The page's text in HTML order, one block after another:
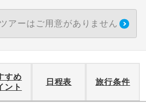
アーはご用意がありません
すめ
ント
日程表 旅行条件